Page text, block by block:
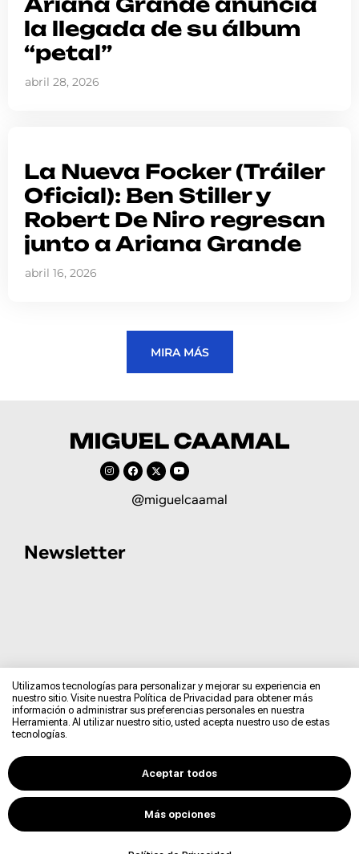
la llegada de su álbum
“petal”
abril 28, 2026
La Nueva Focker (Tráiler
Oficial): Ben Stiller y
Robert De Niro regresan
junto a Ariana Grande
abril 16, 2026
MIRA MÁS
@miguelcaamal
Newsletter
© 2026 MIGUEL CAAMAL
POLÍTICA DE PRIVACIDAD
TÉRMINOS & CONDICIONES
Utilizamos tecnologías para personalizar y mejorar su experiencia en
nuestro sitio. Visite nuestra Política de Privacidad para obtener más
información o administrar sus preferencias personales en nuestra
Herramienta. Al utilizar nuestro sitio, usted acepta nuestro uso de estas
tecnologías.
Aceptar todos
Más opciones